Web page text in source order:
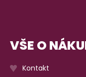
VŠE O
Kontakt